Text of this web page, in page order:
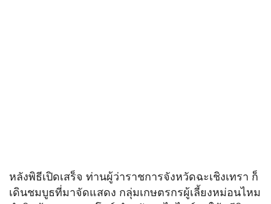
หลังพิธีเปิดเสร็จ ท่านผู้ว่าราชการจังหวัดฉะเชิงเทรา ก็
เดินชมบูธที่มาจัดแสดง กลุ่มเกษตรกรผู้เลี้ยงหม่อนไหม